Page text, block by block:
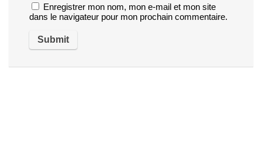
Enregistrer mon nom, mon e-mail et mon site
dans le navigateur pour mon prochain commentaire.